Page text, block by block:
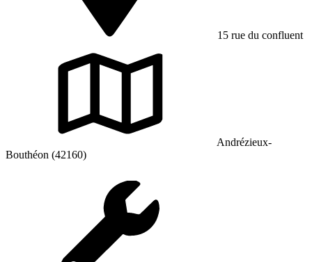
15 rue du confluent
Andrézieux-
Bouthéon (42160)